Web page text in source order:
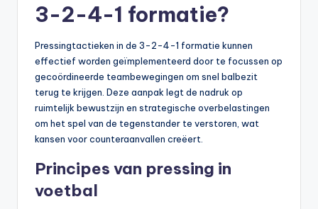
3-2-4-1 formatie?
Pressingtactieken in de 3-2-4-1 formatie kunnen
effectief worden geïmplementeerd door te focussen op
gecoördineerde teambewegingen om snel balbezit
terug te krijgen. Deze aanpak legt de nadruk op
ruimtelijk bewustzijn en strategische overbelastingen
om het spel van de tegenstander te verstoren, wat
kansen voor counteraanvallen creëert.
Principes van pressing in
voetbal